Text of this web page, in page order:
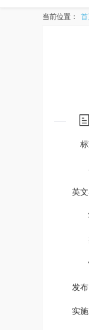
当前位置：
标
英文
发布
实施